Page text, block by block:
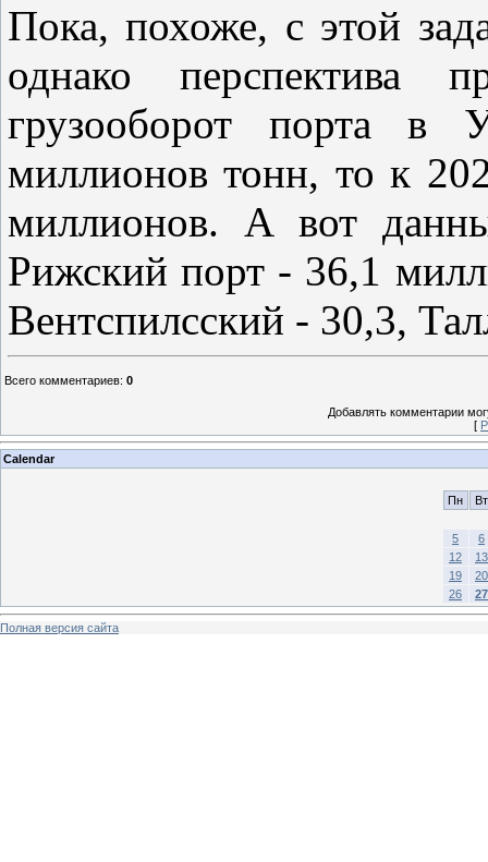
Пока, похоже, с этой
однако перспектива
грузооборот порта в
миллионов тонн, то к
миллионов. А вот
Рижский порт - 36,1
Вентспилсский - 30,3,
Всего комментариев: 0
Добавлять комментарии
[
Calendar
Пн Вт
5
6
12
13
19
20
26
27
Полная версия сайта